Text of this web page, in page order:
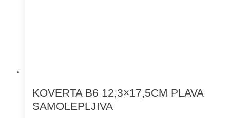
KOVERTA B6 12,3×17,5CM PLAVA
SAMOLEPLJIVA